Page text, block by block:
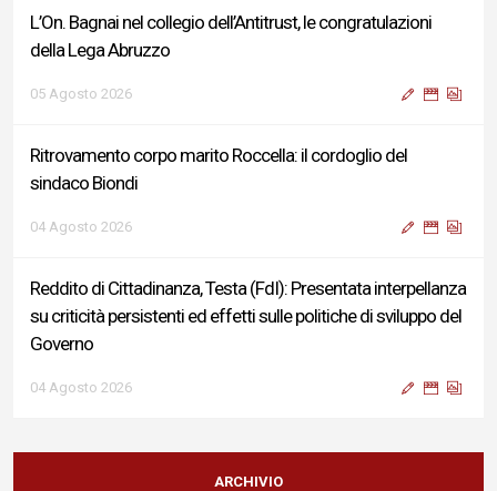
L’On. Bagnai nel collegio dell’Antitrust, le congratulazioni
della Lega Abruzzo
05 Agosto 2026
Ritrovamento corpo marito Roccella: il cordoglio del
sindaco Biondi
04 Agosto 2026
Reddito di Cittadinanza, Testa (FdI): Presentata interpellanza
su criticità persistenti ed effetti sulle politiche di sviluppo del
Governo
04 Agosto 2026
Sigismondi, Liris e Testa: “Profondo cordoglio e vicinanza al
Ministro Roccella e alla sua famiglia”
ARCHIVIO